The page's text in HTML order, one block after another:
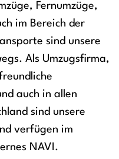
Fernumzüge,
im Bereich der
sind unsere
Als Umzugsfirma,
auch in allen
sind unsere
verfügen im
NAVI.